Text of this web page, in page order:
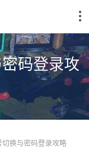
码登录攻
切换与密码登录攻略